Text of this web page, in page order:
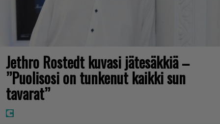
Jethro Rostedt kuvasi jätesäkkiä –
”Puolisosi on tunkenut kaikki sun
tavarat”